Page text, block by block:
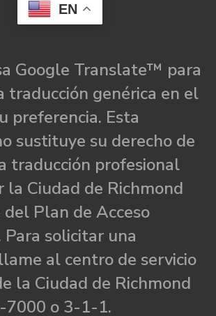
EN
Google Translate™ para
traducción genérica en el
preferencia. Esta
sustituye su derecho de
traducción profesional
la Ciudad de Richmond
Plan de Acceso
Para solicitar una
al centro de servicio
la Ciudad de Richmond
o 3-1-1.